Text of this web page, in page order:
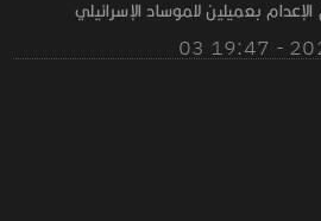
بعميلين للموساد الإسرائيلي